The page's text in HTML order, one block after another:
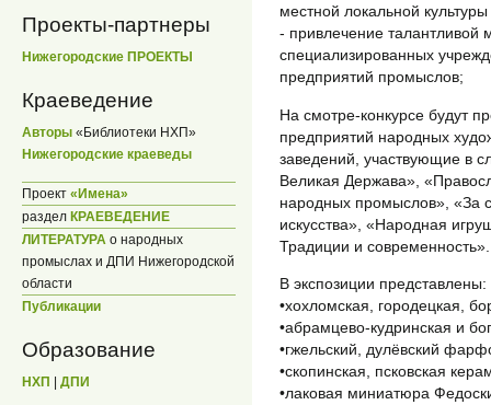
Проекты-партнеры
Нижегородские ПРОЕКТЫ
Краеведение
Авторы «Библиотеки НХП»
Нижегородские краеведы
Проект «Имена»
раздел КРАЕВЕДЕНИЕ
ЛИТЕРАТУРА о народных
промыслах и ДПИ Нижегородской
области
Публикации
Образование
НХП | ДПИ
местной локальной
- привлечение талантливой
специализированных
предприятий промыслов;
На смотре-конкурсе будут
предприятий народных
заведений, участвующие в
Великая Держава»,
народных промыслов», «За
искусства», «Народная
Традиции и современность».
В экспозиции представлены:
•хохломская, городецкая,
•абрамцево-кудринская и
•гжельский, дулёвский
•скопинская, псковская
•лаковая миниатюра